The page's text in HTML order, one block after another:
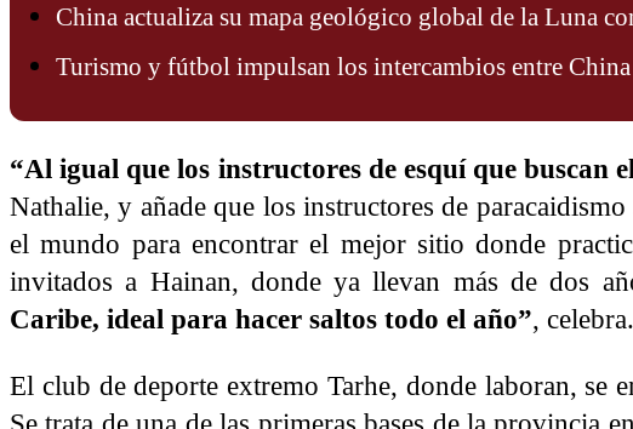
China actualiza su mapa geológico global de la Luna
Turismo y fútbol impulsan los intercambios entre China
“Al igual que los instructores de esquí que buscan
Nathalie, y añade que los instructores de
el mundo para encontrar el mejor sitio donde
invitados a Hainan, donde ya llevan más de dos
Caribe, ideal para hacer saltos todo el año”, celebra.
El club de deporte extremo Tarhe, donde laboran, se
Se trata de una de las primeras bases de la provincia